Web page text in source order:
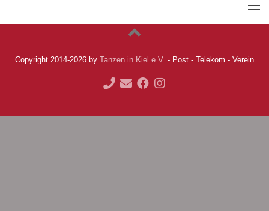
Copyright 2014-2026 by Tanzen in Kiel e.V. - Post - Telekom - Verein